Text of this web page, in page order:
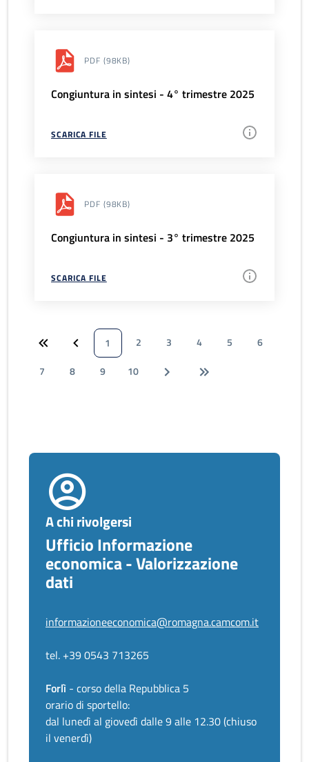
PDF (98KB)
Congiuntura in sintesi - 4° trimestre 2025
SCARICA FILE
PDF (98KB)
Congiuntura in sintesi - 3° trimestre 2025
SCARICA FILE
1 2 3 4 5
6
7
8 9 10
A chi rivolgersi
Ufficio Informazione
economica - Valorizzazione
dati
informazioneeconomica@romagna.camcom.it
tel. +39 0543 713265
Forlì - corso della Repubblica 5
orario di sportello:
dal lunedì al giovedì dalle 9 alle 12.30 (chiuso
il venerdì)